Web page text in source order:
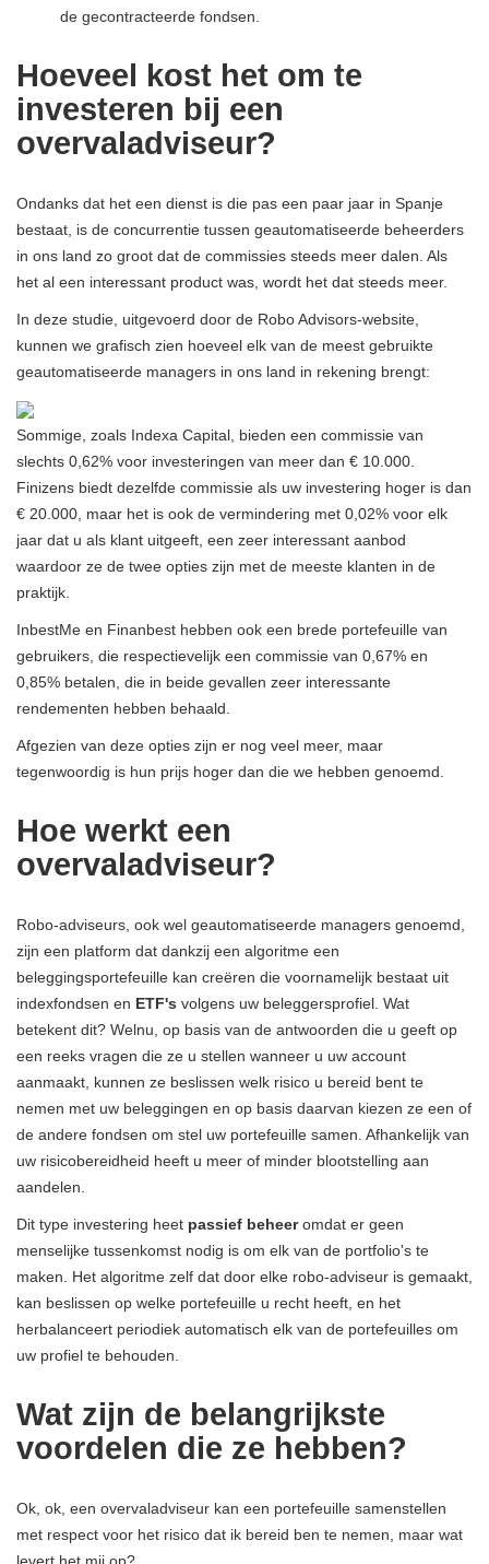
de gecontracteerde fondsen.
Hoeveel kost het om te
investeren bij een
overvaladviseur?
Ondanks dat het een dienst is die pas een paar jaar in Spanje
bestaat, is de concurrentie tussen geautomatiseerde beheerders
in ons land zo groot dat de commissies steeds meer dalen. Als
het al een interessant product was, wordt het dat steeds meer.
In deze studie, uitgevoerd door de Robo Advisors-website,
kunnen we grafisch zien hoeveel elk van de meest gebruikte
geautomatiseerde managers in ons land in rekening brengt:
Sommige, zoals Indexa Capital, bieden een commissie van
slechts 0,62% voor investeringen van meer dan € 10.000.
Finizens biedt dezelfde commissie als uw investering hoger is dan
€ 20.000, maar het is ook de vermindering met 0,02% voor elk
jaar dat u als klant uitgeeft, een zeer interessant aanbod
waardoor ze de twee opties zijn met de meeste klanten in de
praktijk.
InbestMe en Finanbest hebben ook een brede portefeuille van
gebruikers, die respectievelijk een commissie van 0,67% en
0,85% betalen, die in beide gevallen zeer interessante
rendementen hebben behaald.
Afgezien van deze opties zijn er nog veel meer, maar
tegenwoordig is hun prijs hoger dan die we hebben genoemd.
Hoe werkt een
overvaladviseur?
Robo-adviseurs, ook wel geautomatiseerde managers genoemd,
zijn een platform dat dankzij een algoritme een
beleggingsportefeuille kan creëren die voornamelijk bestaat uit
indexfondsen en ETF's volgens uw beleggersprofiel. Wat
betekent dit? Welnu, op basis van de antwoorden die u geeft op
een reeks vragen die ze u stellen wanneer u uw account
aanmaakt, kunnen ze beslissen welk risico u bereid bent te
nemen met uw beleggingen en op basis daarvan kiezen ze een of
de andere fondsen om stel uw portefeuille samen. Afhankelijk van
uw risicobereidheid heeft u meer of minder blootstelling aan
aandelen.
Dit type investering heet passief beheeromdat er geen
menselijke tussenkomst nodig is om elk van de portfolio's te
maken. Het algoritme zelf dat door elke robo-adviseur is gemaakt,
kan beslissen op welke portefeuille u recht heeft, en het
herbalanceert periodiek automatisch elk van de portefeuilles om
uw profiel te behouden.
Wat zijn de belangrijkste
voordelen die ze hebben?
Ok, ok, een overvaladviseur kan een portefeuille samenstellen
met respect voor het risico dat ik bereid ben te nemen, maar wat
levert het mij op?